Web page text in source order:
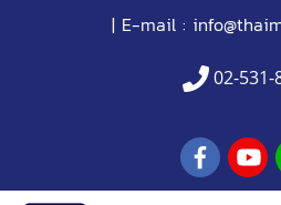
| E-mail :
02-531-